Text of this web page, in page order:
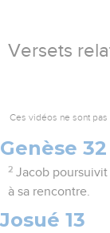
Versets
Ces vidéos ne sont
Genèse 32
2 Jacob
à sa rencontre.
Josué 13